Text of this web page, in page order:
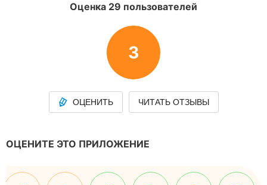
Оценка 29 пользователей
3
ОЦЕНИТЬ ЧИТАТЬ ОТЗЫВЫ
ОЦЕНИТЕ ЭТО ПРИЛОЖЕНИЕ